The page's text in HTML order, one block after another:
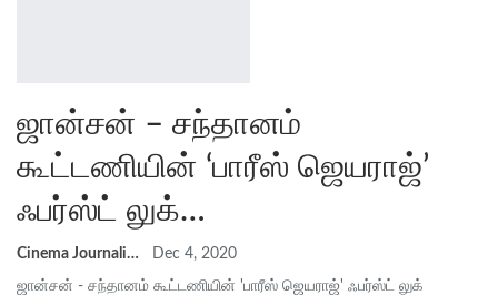
ஜான்சன் – சந்தானம்
கூட்டணியின் ‘பாரீஸ் ஜெயராஜ்’
ஃபர்ஸ்ட் லுக்…
Cinema Journalist Union Dec 4, 2020
ஜான்சன் - சந்தானம் கூட்டணியின் 'பாரீஸ் ஜெயராஜ்' ஃபர்ஸ்ட் லுக்